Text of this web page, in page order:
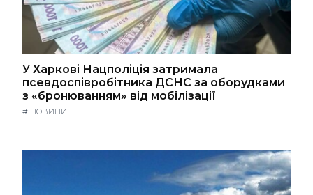
У Харкові Нацполіція затримала
псевдоспівробітника ДСНС за оборудками
з «бронюванням» від мобілізації
# НОВИНИ